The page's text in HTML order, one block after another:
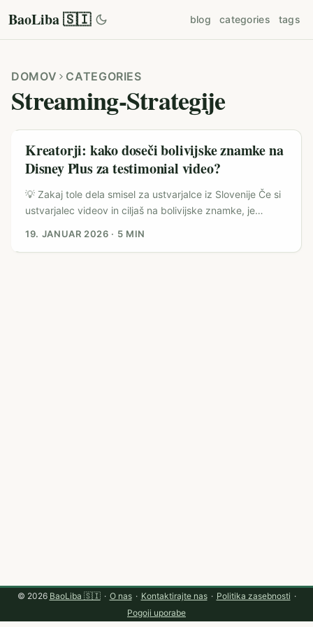
BaoLiba 🇸🇮 blog categories tags
DOMOV CATEGORIES
Streaming-Strategije
Kreatorji: kako doseči bolivijske znamke na
Disney Plus za testimonial video?
💡 Zakaj tole dela smisel za ustvarjalce iz Slovenije Če si
ustvarjalec videov in ciljaš na bolivijske znamke, je
19. JANUAR 2026 · 5 MIN
© 2026 BaoLiba 🇸🇮 · O nas · Kontaktirajte nas · Politika zasebnosti ·
Pogoji uporabe